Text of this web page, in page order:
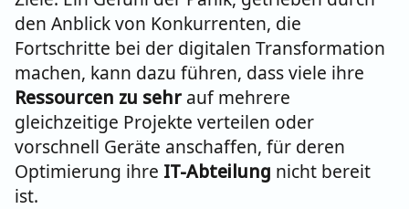
den Anblick von Konkurrenten, die
Fortschritte bei der digitalen Transformation
machen, kann dazu führen, dass viele ihre
Ressourcen zu sehr auf mehrere
gleichzeitige Projekte verteilen oder
vorschnell Geräte anschaffen, für deren
Optimierung ihre IT-Abteilung nicht bereit
ist.